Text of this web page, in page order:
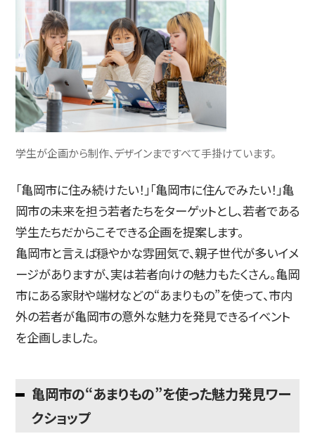
学生が企画から制作、デザインまですべて手掛けています。
「亀岡市に住み続けたい！」「亀岡市に住んでみたい！」亀
岡市の未来を担う若者たちをターゲットとし、若者である
学生たちだからこそできる企画を提案します。
亀岡市と言えば穏やかな雰囲気で、親子世代が多いイメ
ージがありますが、実は若者向けの魅力もたくさん。亀岡
市にある家財や端材などの“あまりもの”を使って、市内
外の若者が亀岡市の意外な魅力を発見できるイベント
を企画しました。
亀岡市の“あまりもの”を使った魅力発見ワー
クショップ